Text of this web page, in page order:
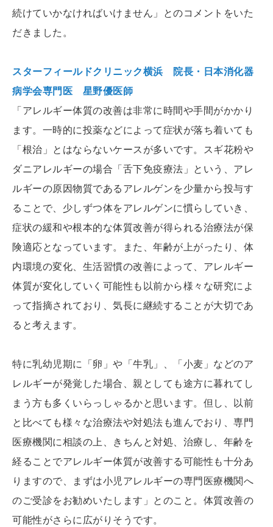
続けていかなければいけません」とのコメントをいた
だきました。
スターフィールドクリニック横浜 院長・日本消化器
病学会専門医 星野優医師
「アレルギー体質の改善は非常に時間や手間がかかり
ます。一時的に投薬などによって症状が落ち着いても
「根治」とはならないケースが多いです。スギ花粉や
ダニアレルギーの場合「舌下免疫療法」という、アレ
ルギーの原因物質であるアレルゲンを少量から投与す
ることで、少しずつ体をアレルゲンに慣らしていき、
症状の緩和や根本的な体質改善が得られる治療法が保
険適応となっています。また、年齢が上がったり、体
内環境の変化、生活習慣の改善によって、アレルギー
体質が変化していく可能性も以前から様々な研究によ
って指摘されており、気長に継続することが大切であ
ると考えます。
特に乳幼児期に「卵」や「牛乳」、「小麦」などのア
レルギーが発覚した場合、親としても途方に暮れてし
まう方も多くいらっしゃるかと思います。但し、以前
と比べても様々な治療法や対処法も進んでおり、専門
医療機関に相談の上、きちんと対処、治療し、年齢を
経ることでアレルギー体質が改善する可能性も十分あ
りますので、まずは小児アレルギーの専門医療機関へ
のご受診をお勧めいたします」とのこと。体質改善の
可能性がさらに広がりそうです。